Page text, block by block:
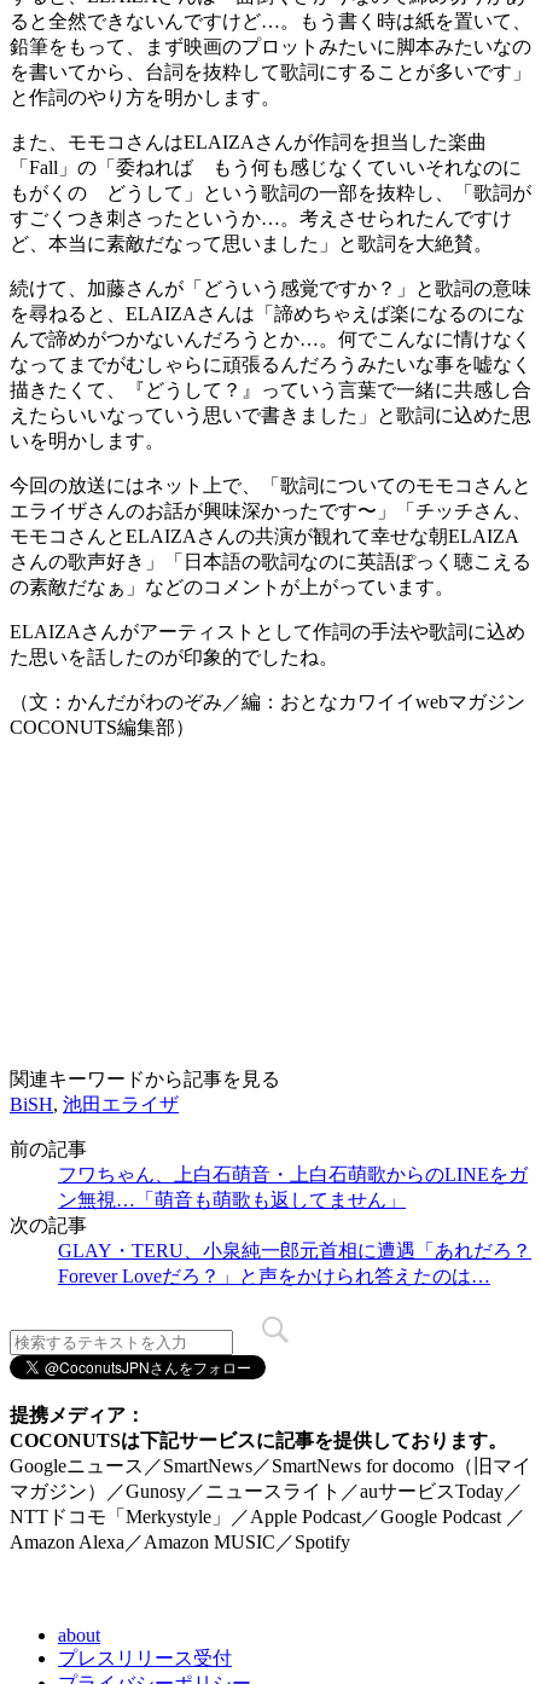
ると全然できないんですけど…。もう書く時は紙を置いて、
鉛筆をもって、まず映画のプロットみたいに脚本みたいなの
を書いてから、台詞を抜粋して歌詞にすることが多いです」
と作詞のやり方を明かします。
また、モモコさんはELAIZAさんが作詞を担当した楽曲
「Fall」の「委ねれば もう何も感じなくていいそれなのに
もがくの どうして」という歌詞の一部を抜粋し、「歌詞が
すごくつき刺さったというか…。考えさせられたんですけ
ど、本当に素敵だなって思いました」と歌詞を大絶賛。
続けて、加藤さんが「どういう感覚ですか？」と歌詞の意味
を尋ねると、ELAIZAさんは「諦めちゃえば楽になるのにな
んで諦めがつかないんだろうとか…。何でこんなに情けなく
なってまでがむしゃらに頑張るんだろうみたいな事を嘘なく
描きたくて、『どうして？』っていう言葉で一緒に共感し合
えたらいいなっていう思いで書きました」と歌詞に込めた思
いを明かします。
今回の放送にはネット上で、「歌詞についてのモモコさんと
エライザさんのお話が興味深かったです〜」「チッチさん、
モモコさんとELAIZAさんの共演が観れて幸せな朝ELAIZA
さんの歌声好き」「日本語の歌詞なのに英語ぽっく聴こえる
の素敵だなぁ」などのコメントが上がっています。
ELAIZAさんがアーティストとして作詞の手法や歌詞に込め
た思いを話したのが印象的でしたね。
（文：かんだがわのぞみ／編：おとなカワイイwebマガジン
COCONUTS編集部）
関連キーワードから記事を見る
BiSH, 池田エライザ
前の記事
フワちゃん、上白石萌音・上白石萌歌からのLINEをガ
ン無視…「萌音も萌歌も返してません」
次の記事
GLAY・TERU、小泉純一郎元首相に遭遇「あれだろ？
Forever Loveだろ？」と声をかけられ答えたのは…
提携メディア：
COCONUTSは下記サービスに記事を提供しております。
Googleニュース／SmartNews／SmartNews for docomo（旧マイ
マガジン）／Gunosy／ニュースライト／auサービスToday／
NTTドコモ「Merkystyle」／Apple Podcast／Google Podcast ／
Amazon Alexa／Amazon MUSIC／Spotify
about
プレスリリース受付